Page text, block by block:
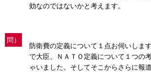
効なのではないかと考えます。
問）
防衛費の定義について１点お伺いしま
で大臣、ＮＡＴＯ定義について１つの
ゃいました。そしてそこからさらに報